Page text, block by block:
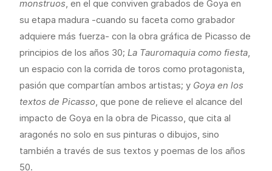
monstruos, en el que conviven grabados de Goya en
su etapa madura -cuando su faceta como grabador
adquiere más fuerza- con la obra gráfica de Picasso de
principios de los años 30; La Tauromaquia como fiesta,
un espacio con la corrida de toros como protagonista,
pasión que compartían ambos artistas; y Goya en los
textos de Picasso, que pone de relieve el alcance del
impacto de Goya en la obra de Picasso, que cita al
aragonés no solo en sus pinturas o dibujos, sino
también a través de sus textos y poemas de los años
50.